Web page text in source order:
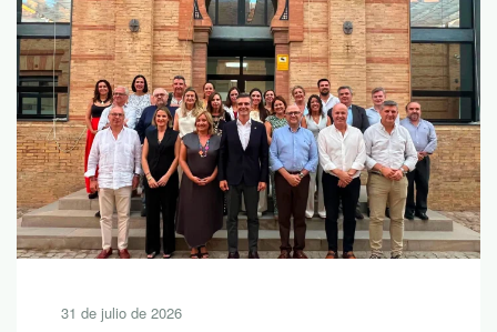
31 de julio de 2026